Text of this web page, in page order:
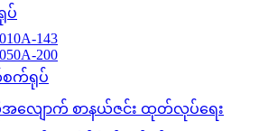
ပ်
143
200
က်ရုပ်
လျောက် စာနယ်ဇင်း ထုတ်လုပ်ရေး